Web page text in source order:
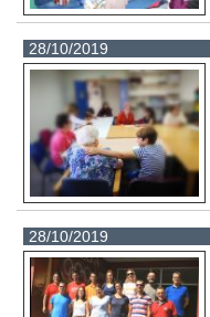
28/10/2019
28/10/2019